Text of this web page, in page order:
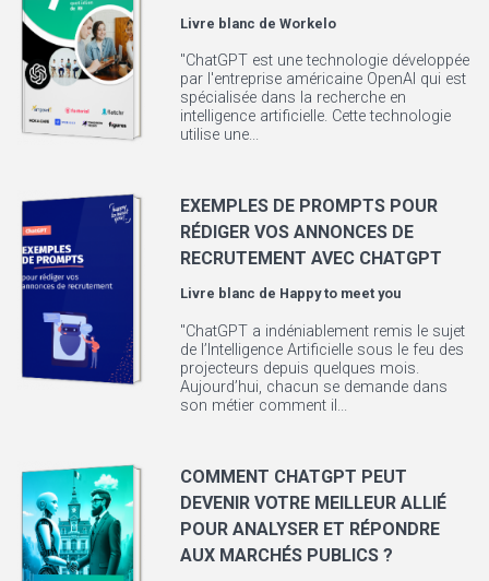
Livre blanc deWorkelo
"ChatGPT est une technologie développée
par l'entreprise américaine OpenAI qui est
spécialisée dans la recherche en
intelligence artificielle. Cette technologie
utilise une...
EXEMPLES DE PROMPTS POUR
RÉDIGER VOS ANNONCES DE
RECRUTEMENT AVEC CHATGPT
Livre blanc de Happy to meet you
"ChatGPT a indéniablement remis le sujet
de l’Intelligence Artificielle sous le feu des
projecteurs depuis quelques mois.
Aujourd’hui, chacun se demande dans
son métier comment il...
COMMENT CHATGPT PEUT
DEVENIR VOTRE MEILLEUR ALLIÉ
POUR ANALYSER ET RÉPONDRE
AUX MARCHÉS PUBLICS ?